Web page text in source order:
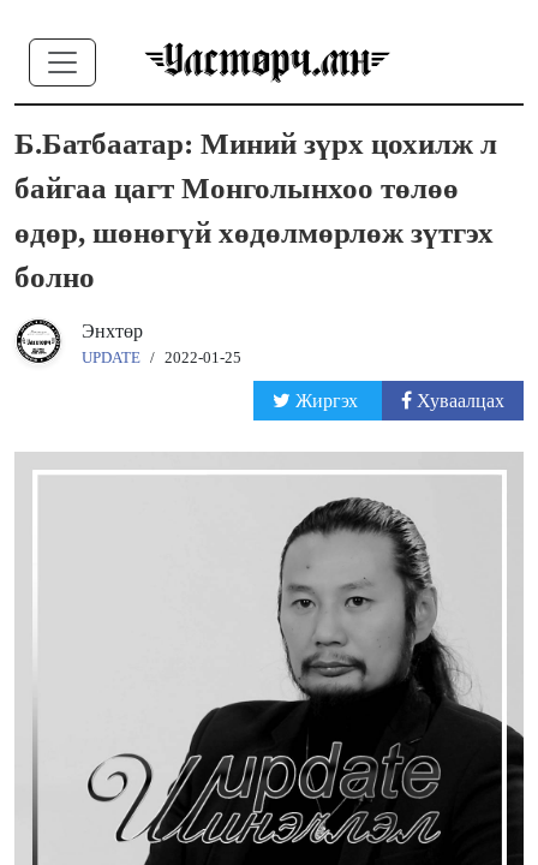
Б.Батбаатар: Миний зүрх цохилж л
байгаа цагт Монголынхоо төлөө
өдөр, шөнөгүй хөдөлмөрлөж зүтгэх
болно
Энхтөр
UPDATE / 2022-01-25
Жиргэх Хуваалцах